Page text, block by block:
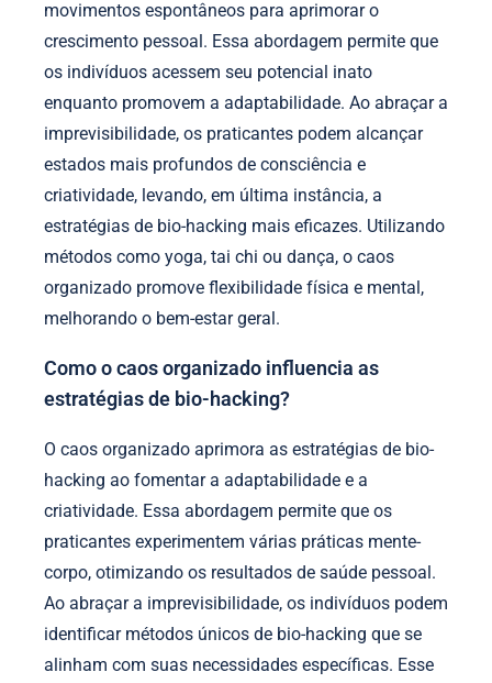
movimentos espontâneos para aprimorar o
crescimento pessoal. Essa abordagem permite que
os indivíduos acessem seu potencial inato
enquanto promovem a adaptabilidade. Ao abraçar a
imprevisibilidade, os praticantes podem alcançar
estados mais profundos de consciência e
criatividade, levando, em última instância, a
estratégias de bio-hacking mais eficazes. Utilizando
métodos como yoga, tai chi ou dança, o caos
organizado promove flexibilidade física e mental,
melhorando o bem-estar geral.
Como o caos organizado influencia as
estratégias de bio-hacking?
O caos organizado aprimora as estratégias de bio-
hacking ao fomentar a adaptabilidade e a
criatividade. Essa abordagem permite que os
praticantes experimentem várias práticas mente-
corpo, otimizando os resultados de saúde pessoal.
Ao abraçar a imprevisibilidade, os indivíduos podem
identificar métodos únicos de bio-hacking que se
alinham com suas necessidades específicas. Esse